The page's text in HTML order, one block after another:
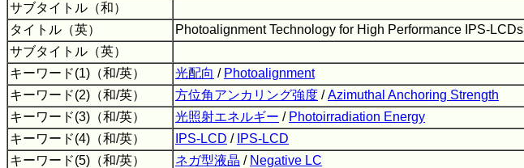
サブタイトル（和）
タイトル（英）
Photoalignment Technology for High Performance IPS-LCDs
サブタイトル（英）
キーワード(1)（和/英）
光配向 / Photoalignment
キーワード(2)（和/英）
方位角アンカリング強度 /Azimuthal Anchoring Strength
キーワード(3)（和/英）
光照射エネルギー / Photoirradiation Energy
キーワード(4)（和/英）
IPS-LCD / IPS-LCD
キーワード(5)（和/英）
ネガ型液晶 / Negative LC